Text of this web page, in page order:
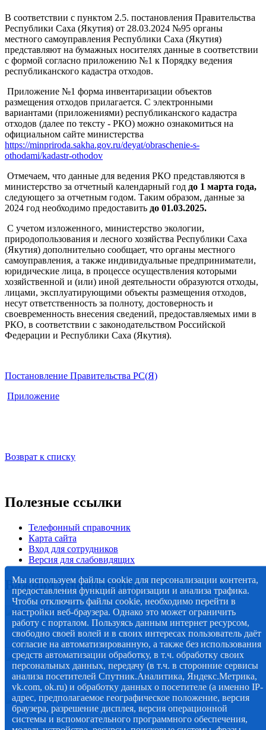
В соответствии с пунктом 2.5. постановления Правительства
Республики Саха (Якутия) от 28.03.2024 №95 органы
местного самоуправления Республики Саха (Якутия)
представляют на бумажных носителях данные в соответствии
с формой согласно приложению №1 к Порядку ведения
республиканского кадастра отходов.
Приложение №1 форма инвентаризации объектов
размещения отходов прилагается. С электронными
вариантами (приложениями) республиканского кадастра
отходов (далее по тексту - РКО) можно ознакомиться на
официальном сайте министерства
https://minpriroda.sakha.gov.ru/deyat/obraschenie-s-
othodami/kadastr-othodov
Отмечаем, что данные для ведения РКО представляются в
министерство за отчетный календарный год до 1 марта года,
следующего за отчетным годом. Таким образом, данные за
2024 год необходимо предоставить до 01.03.2025.
С учетом изложенного, министерство экологии,
природопользования и лесного хозяйства Республики Саха
(Якутия) дополнительно сообщает, что органы местного
самоуправления, а также индивидуальные предприниматели,
юридические лица, в процессе осуществления которыми
хозяйственной и (или) иной деятельности образуются отходы,
лицами, эксплуатирующими объекты размещения отходов,
несут ответственность за полноту, достоверность и
своевременность внесения сведений, предоставляемых ими в
РКО, в соответствии с законодательством Российской
Федерации и Республики Саха (Якутия).
Постановление Правительства РС(Я)
Приложение
Возврат к списку
Полезные ссылки
Телефонный справочник
Карта сайта
Вход для сотрудников
Версия для слабовидящих
Важная информация
Мы используем файлы cookie для персонализации контента,
предоставления функций авторизации и анализа трафика.
Чтобы отключить файлы cookie, необходимо перейти в
настройки веб-браузера. Однако это может ограничить
работу с порталом. Пользуясь данным интернет ресурсом,
свободно своей волей и в своих интересах пользователь даёт
согласие на автоматизированную, а также без использования
средств автоматизации обработку, в т.ч. обработку своих
персональных данных, передачу (в т.ч. в сторонние сервисы
анализа посетителей Спутник.Аналитика, Яндекс.Метрика,
vk.com, ok.ru) и обработку данных о посетителе (а именно IP-
адрес, предполагаемое географическое положение, версия
браузера, разрешение дисплея, версия операционной
системы и вспомогательного программного обеспечения,